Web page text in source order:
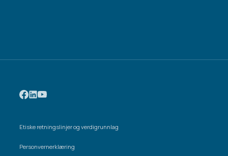
Etiske retningslinjer og verdigrunnlag
Personvernerklæring